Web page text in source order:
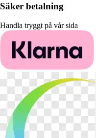
Säker betalning
Handla tryggt på vår sida